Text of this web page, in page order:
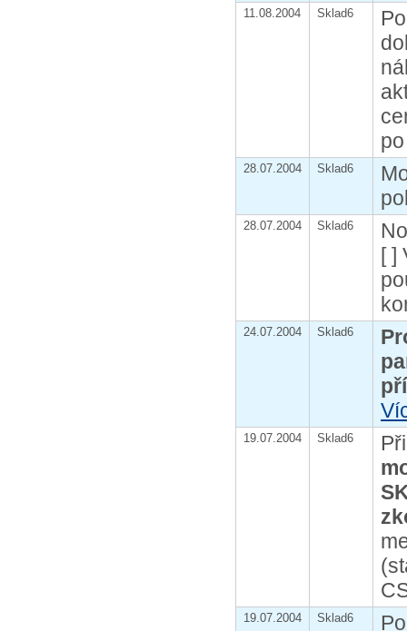
11.08.2004 Sklad6
28.07.2004 Sklad6
28.07.2004 Sklad6
[ ]
24.07.2004 Sklad6
19.07.2004 Sklad6
19.07.2004 Sklad6